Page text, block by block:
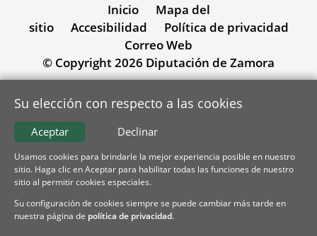
Inicio
Mapa del
sitio
Accesibilidad
Política de privacidad
Correo Web
© Copyright 2026 Diputación de Zamora
Su elección con respecto a las cookies
Declinar
Aceptar
Usamos cookies para brindarle la mejor experiencia posible en nuestro
sitio. Haga clic en Aceptar para habilitar todas las funciones de nuestro
sitio al permitir cookies especiales.
Su configuración de cookies siempre se puede cambiar más tarde en
nuestra página de política de privacidad.